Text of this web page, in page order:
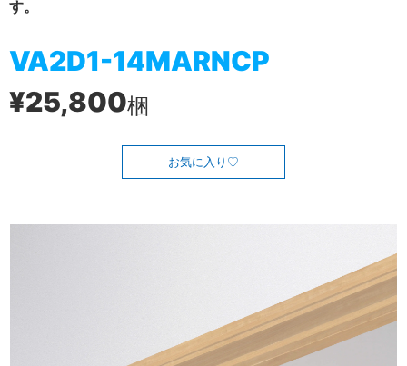
す。
VA2D1-14MARNCP
¥25,800梱
お気に入り